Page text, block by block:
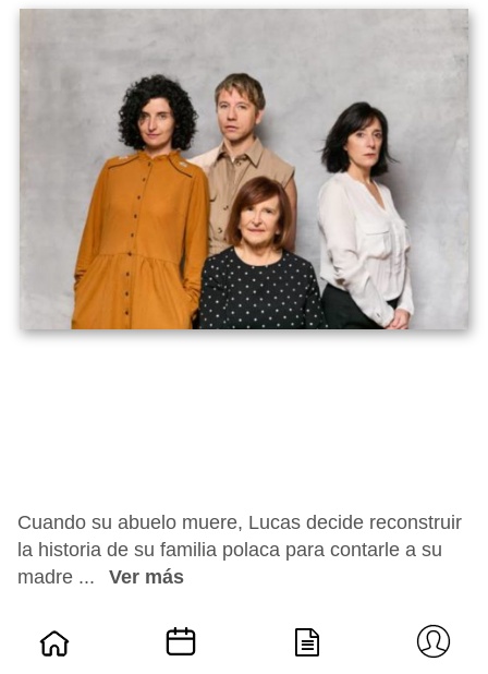
Cuando su abuelo muere, Lucas decide reconstruir
la historia de su familia polaca para contarle a su
madre ...
Ver más